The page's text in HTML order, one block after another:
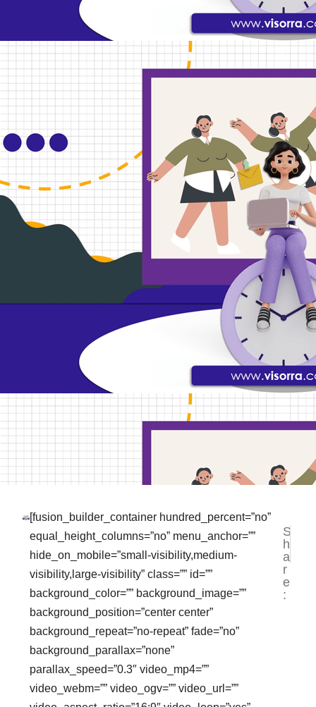
[fusion_builder_container hundred_percent=”no”
equal_height_columns=”no” menu_anchor=””
hide_on_mobile=”small-visibility,medium-
visibility,large-visibility” class=”” id=””
background_color=”” background_image=””
background_position=”center center”
background_repeat=”no-repeat” fade=”no”
background_parallax=”none”
parallax_speed=”0.3″ video_mp4=””
video_webm=”” video_ogv=”” video_url=””
S
h
a
r
e
:
NEXT
Jasa